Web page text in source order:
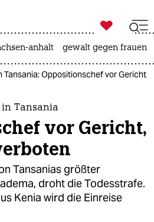
zahl ich
ich

taz zahl ich
anhalt gewalt gegen frauen
Tansania: Oppositionschef vor Gericht,
Tansania
vor Gericht,
Tansanias größter
droht die Todesstrafe.
Kenia wird die Einreise